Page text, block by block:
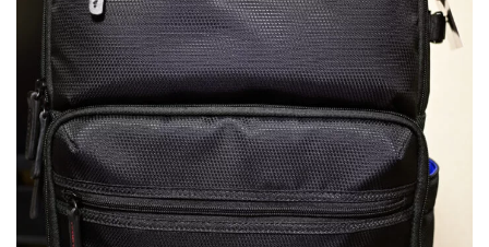
ライカM10-R ライカX2 ローライ35
ローライコード 原神